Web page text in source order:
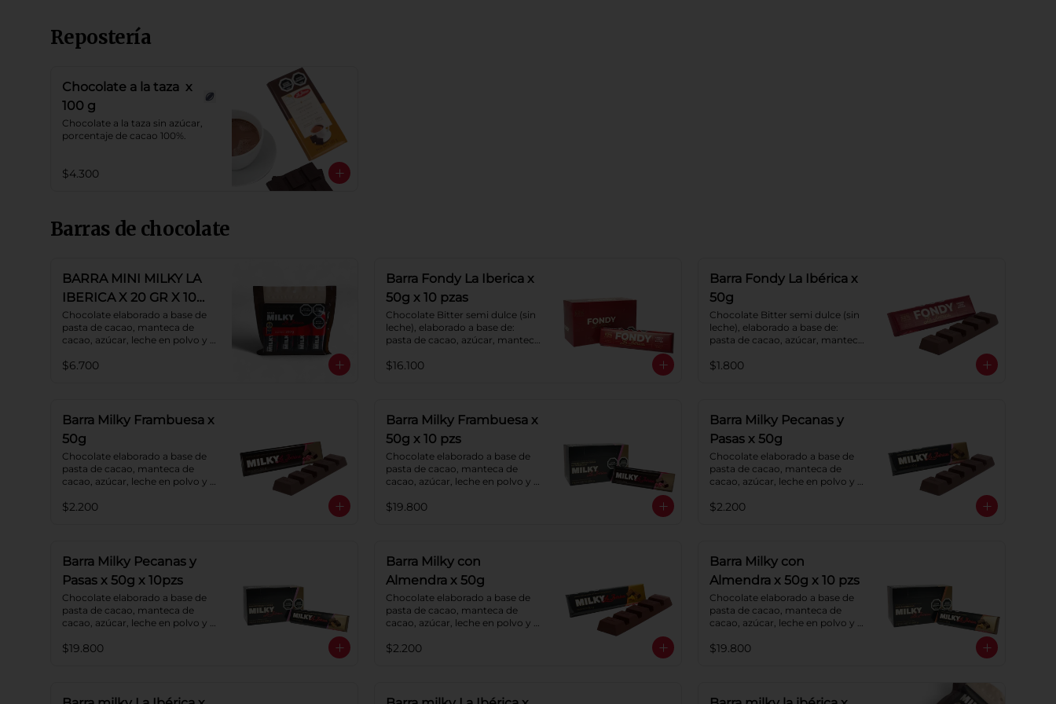
Repostería
Chocolate a la taza x
100 g
Chocolate a la taza sin azúcar,
porcentaje de cacao 100%.
$4.300
Barras de chocolate
BARRA MINI MILKY LA
IBERICA X 20 GR X 10
PZS
Chocolate elaborado a base de
pasta de cacao, manteca de
cacao, azúcar, leche en polvo y
cacao: 40%.
$6.700
Barra Fondy La Iberica x
50g x 10 pzas
Chocolate Bitter semi dulce (sin
leche), elaborado a base de:
pasta de cacao, azúcar, manteca
Porcentaje de cacao: 52%.
$16.100
Barra Fondy La Ibérica x
50g
Chocolate Bitter semi dulce (sin
leche), elaborado a base de:
pasta de cacao, azúcar, manteca
Porcentaje de cacao: 52%.
$1.800
Barra Milky Frambuesa x
50g
Chocolate elaborado a base de
pasta de cacao, manteca de
cacao, azúcar, leche en polvo y
crema de Frambuesa.
$2.200
Barra Milky Frambuesa x
50g x 10 pzs
Chocolate elaborado a base de
pasta de cacao, manteca de
cacao, azúcar, leche en polvo y
crema de Frambuesa.
$19.800
Barra Milky Pecanas y
Pasas x 50g
Chocolate elaborado a base de
pasta de cacao, manteca de
cacao, azúcar, leche en polvo y
Pecanas y Pasas. Porcentaje de
$2.200
Barra Milky Pecanas y
Pasas x 50g x 10pzs
Chocolate elaborado a base de
pasta de cacao, manteca de
cacao, azúcar, leche en polvo y
Pecanas y Pasas. Porcentaje de
$19.800
Barra Milky con
Almendra x 50g
Chocolate elaborado a base de
pasta de cacao, manteca de
cacao, azúcar, leche en polvo y
almendras. Porcentaje de cacao:
$2.200
Barra Milky con
Almendra x 50g x 10 pzs
Chocolate elaborado a base de
pasta de cacao, manteca de
cacao, azúcar, leche en polvo y
almendras. Porcentaje de cacao:
$19.800